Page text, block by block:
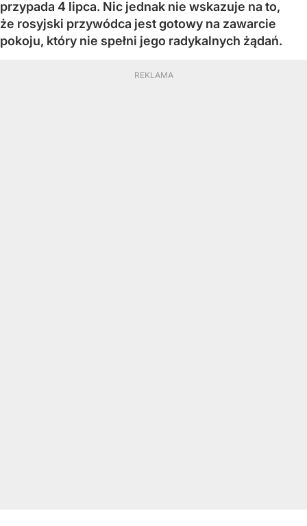
przypada 4 lipca. Nic jednak nie wskazuje na to,
że rosyjski przywódca jest gotowy na zawarcie
pokoju, który nie spełni jego radykalnych żądań.